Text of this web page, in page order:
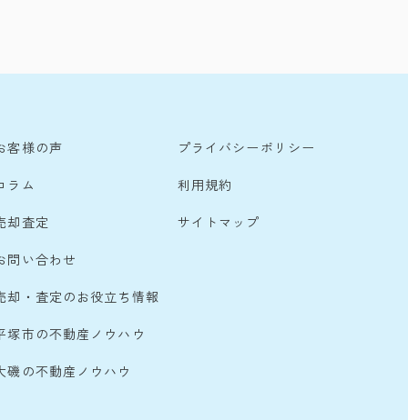
客様の声
ラム
却査定
問い合わせ
却・査定のお役立ち情報
塚市の不動産ノウハウ
磯の不動産ノウハウ
プライバシーポリシー
利用規約
サイトマップ